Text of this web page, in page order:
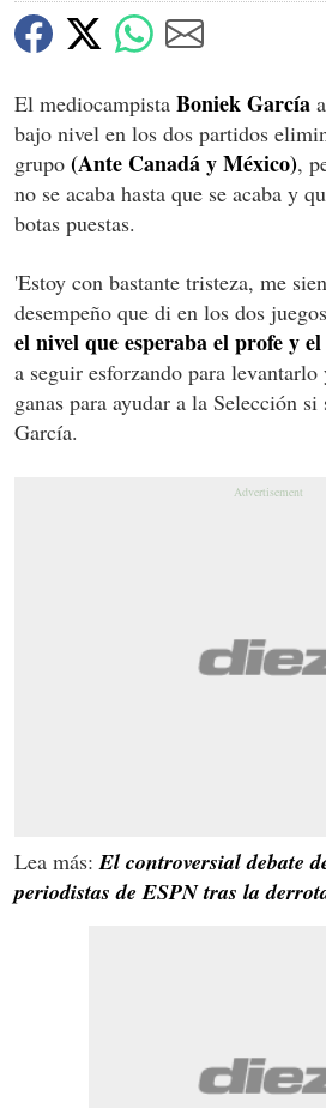
El mediocampista Boniek García
bajo nivel en los dos partidos
grupo (Ante Canadá y México),
no se acaba hasta que se acaba y
botas puestas.
'Estoy con bastante tristeza, me
desempeño que di en los dos
el nivel que esperaba el profe y
a seguir esforzando para levantarlo
ganas para ayudar a la Selección
García.
Lea más: El controversial debate
periodistas de ESPN tras la